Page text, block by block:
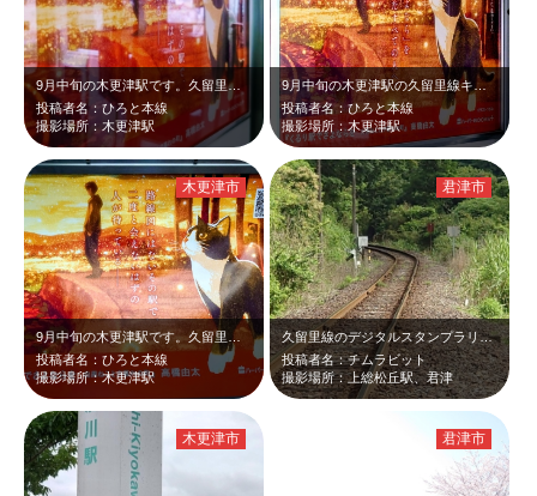
9月中旬の木更津駅です。久留里線キハE130の車内に、久留里線が舞台となる小説…
投稿者名：ひろと本線
撮影場所：木更津駅
9月中旬の木更津駅の久留里線キハE130の車内に、久留里線が舞台となる小説｢ぐ…
投稿者名：ひろと本線
撮影場所：木更津駅
投稿者名：ひろと本線
撮影場所：木更津駅
木更津市
久留里線のデジタルスタンプラリーをしていて、初めて上総松丘駅に行きました。一直…
投稿者名：チムラビット
撮影場所：上総松丘駅、君津
君津市
木更津市 君津市